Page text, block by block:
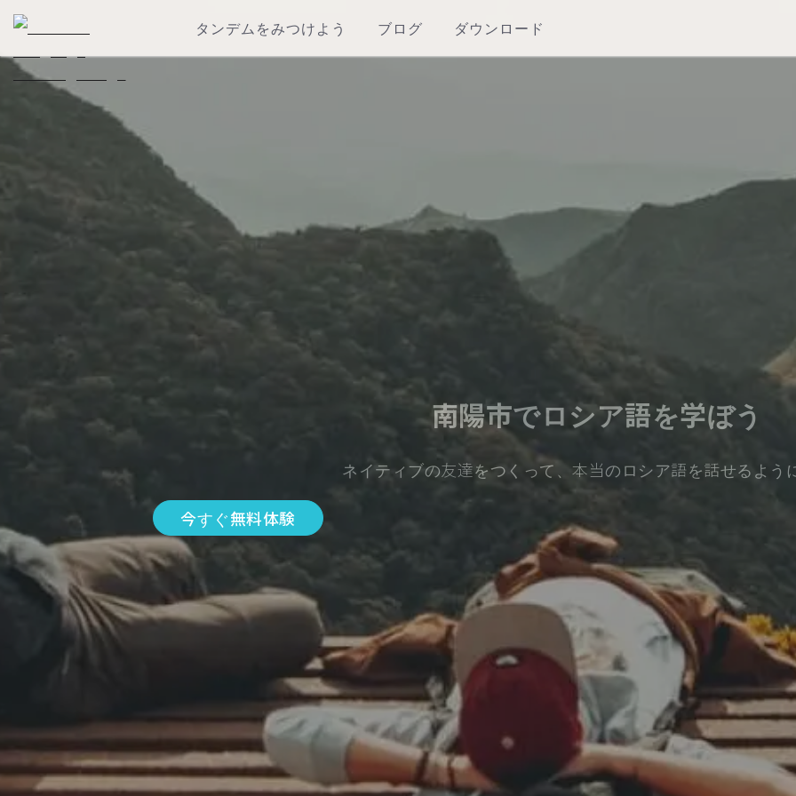
タンデムをみつけよう ブログ ダウンロード
南陽市でロシア語を学ぼう
ネイティブの友達をつくって、本当のロシア語を話せるよう
今すぐ無料体験